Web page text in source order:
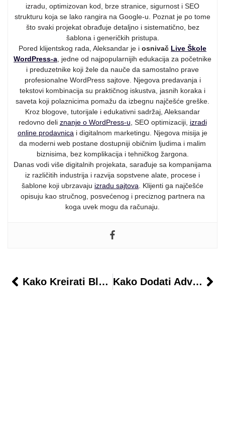
izradu, optimizovan kod, brze stranice, sigurnost i SEO
strukturu koja se lako rangira na Google-u. Poznat je po tome
što svaki projekat obrađuje detaljno i sistematično, bez
šablona i generičkih pristupa.
Pored klijentskog rada, Aleksandar je i osnivač Live Škole
WordPress-a , jedne od najpopularnijih edukacija za početnike
i preduzetnike koji žele da nauče da samostalno prave
profesionalne WordPress sajtove. Njegova predavanja i
tekstovi kombinacija su praktičnog iskustva, jasnih koraka i
saveta koji polaznicima pomažu da izbegnu najčešće greške.
Kroz blogove, tutorijale i edukativni sadržaj, Aleksandar
redovno deli znanje o WordPress-u , SEO optimizaciji, izradi
online prodavnica i digitalnom marketingu. Njegova misija je
da moderni web postane dostupniji običnim ljudima i malim
biznisima, bez komplikacija i tehničkog žargona.
Danas vodi više digitalnih projekata, sarađuje sa kompanijama
iz različitih industrija i razvija sopstvene alate, procese i
šablone koji ubrzavaju izradu sajtova . Klijenti ga najčešće
opisuju kao stručnog, posvećenog i preciznog partnera na
koga uvek mogu da računaju.
Kako Kreirati Blog Za Početnike U Digitalnom Marketingu Kako Dodati Advanced Search Sa Autocomplete Opcijom